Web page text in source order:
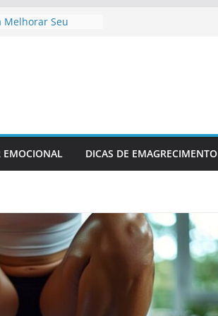
Para
Cardíaco
Fitness
Pós-
Ideal Antes
EMOCIONAL DICAS DE EMAGRECIMENTO